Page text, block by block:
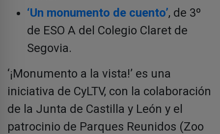
‘Un monumento de cuento’, de 3º
de ESO A del Colegio Claret de
Segovia.
‘¡Monumento a la vista!’ es una
iniciativa de CyLTV, con la colaboración
de la Junta de Castilla y León y el
patrocinio de Parques Reunidos (Zoo